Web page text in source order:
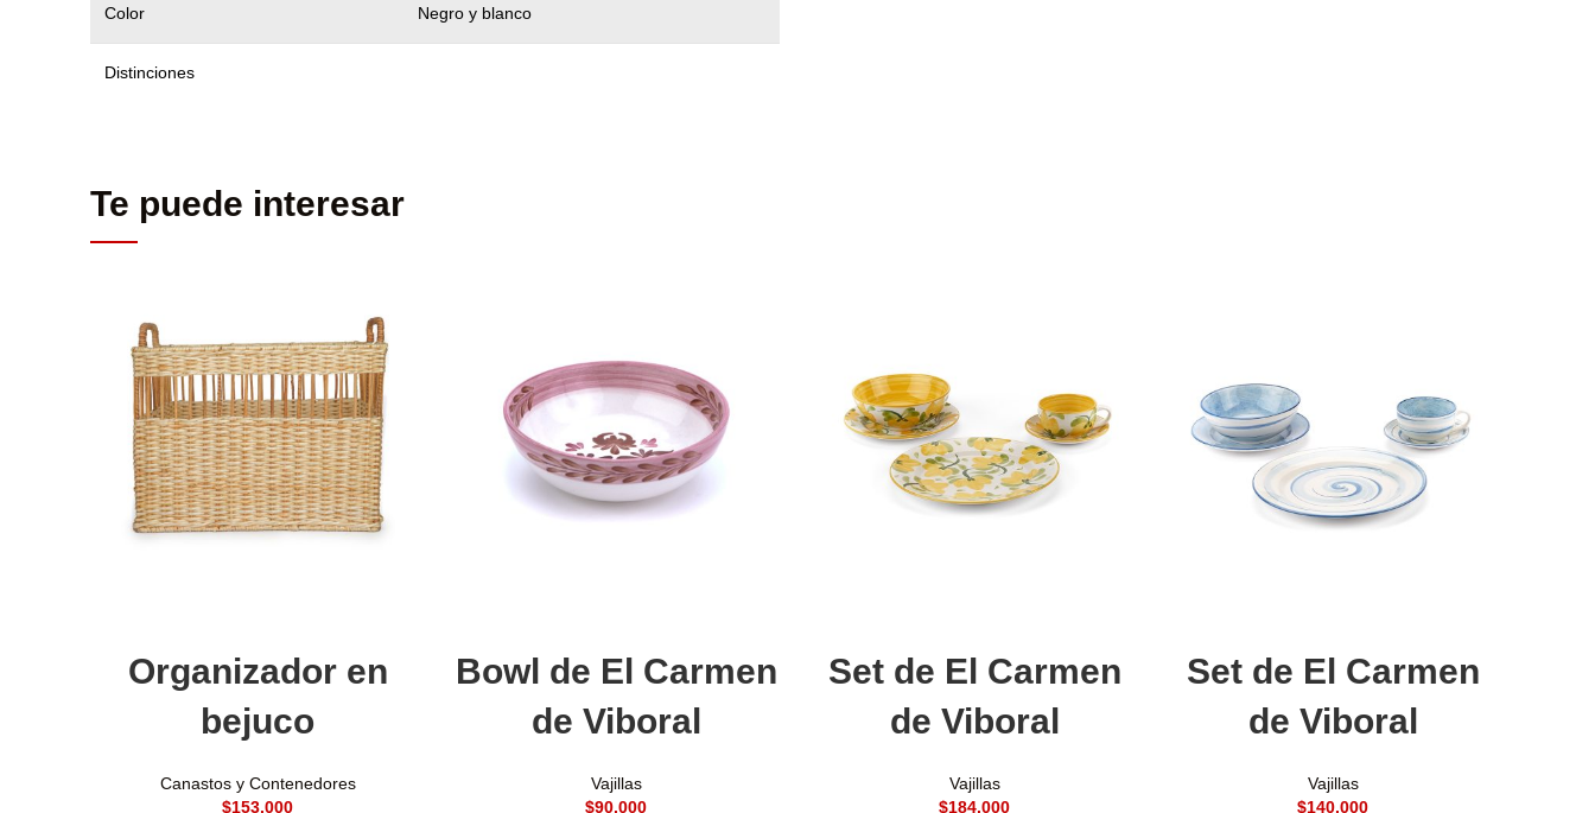
Color Negro y blanco
Distinciones
Te puede interesar
Organizador en
bejuco
Canastos y Contenedores
$
Bowl de El Carmen
de Viboral
Vajillas
$
Set de El Carmen
de Viboral
Vajillas
$
Set de El Carmen
de Viboral
Vajillas
$